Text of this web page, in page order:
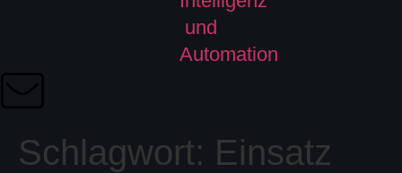
Schlagwort: Einsatz